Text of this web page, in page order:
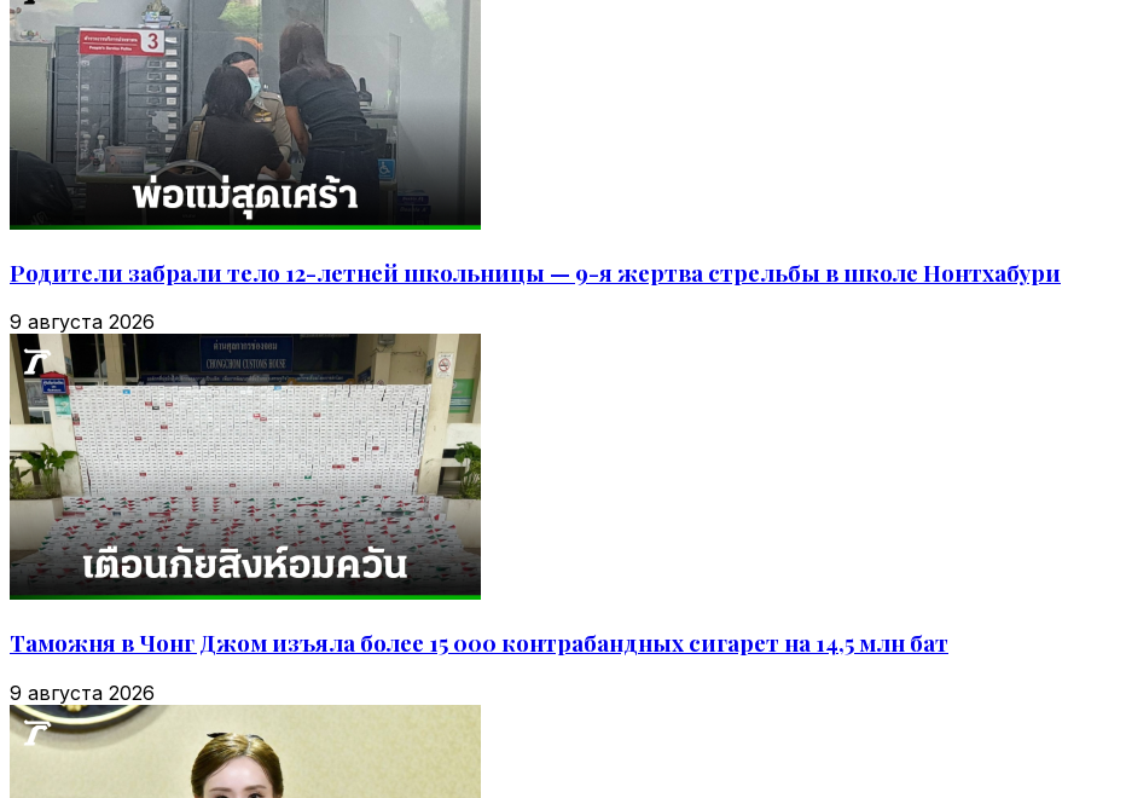
Родители забрали тело 12-летней школьницы — 9-я жертва стрельбы в школе Нонтхабури
9 августа 2026
Таможня в Чонг Джом изъяла более 15 000 контрабандных сигарет на 14,5 млн бат
9 августа 2026